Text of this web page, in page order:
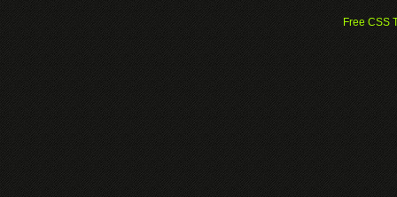
Free CSS